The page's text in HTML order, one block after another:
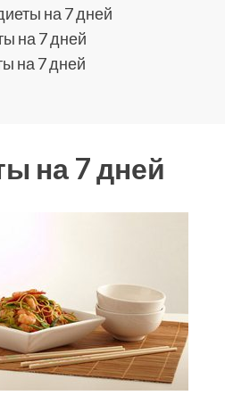
на 7 дней
на 7 дней
на 7 дней
на 7 дней